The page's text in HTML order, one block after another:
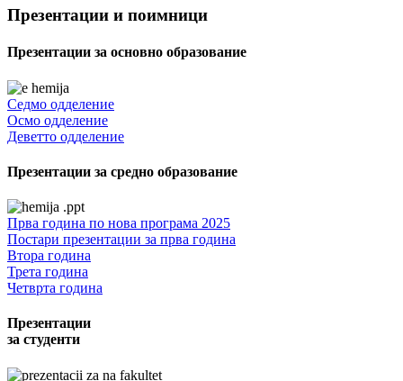
Презентации и поимници
Презентации за основно образование
Седмо одделение
Осмо одделение
Деветто одделение
Презентации за средно образование
Прва година по нова програма 2025
Постари презентации за прва година
Втора година
Трета година
Четврта година
Презентации
за студенти